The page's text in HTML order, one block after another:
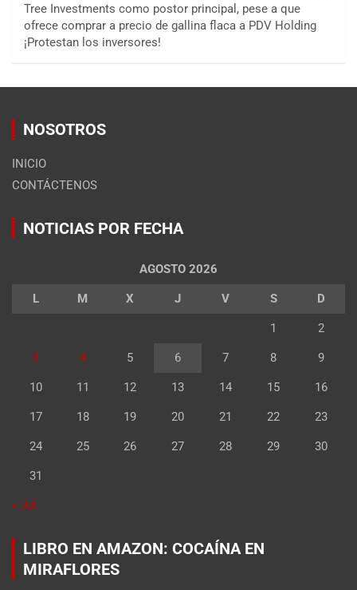
Tree Investments como postor principal, pese a que
ofrece comprar a precio de gallina flaca a PDV Holding
¡Protestan los inversores!
NOSOTROS
INICIO
CONTÁCTENOS
NOTICIAS POR FECHA
AGOSTO 2026
L M X J V S D
1 2
3 4 5 6 7 8 9
10 11 12 13 14 15 16
17 18 19 20 21 22 23
24 25 26 27 28 29 30
31
« Jul
LIBRO EN AMAZON: COCAÍNA EN
MIRAFLORES